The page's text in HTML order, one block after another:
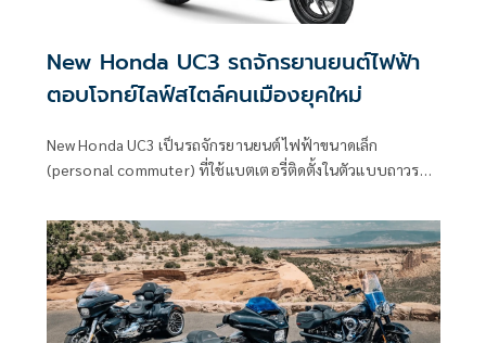
New Honda UC3 รถจักรยานยนต์ไฟฟ้า
ตอบโจทย์ไลฟ์สไตล์คนเมืองยุคใหม่
New Honda UC3 เป็นรถจักรยานยนต์ไฟฟ้าขนาดเล็ก
(personal commuter) ที่ใช้แบตเตอรี่ติดตั้งในตัวแบบถาวร